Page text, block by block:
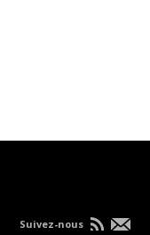
Suivez-nous